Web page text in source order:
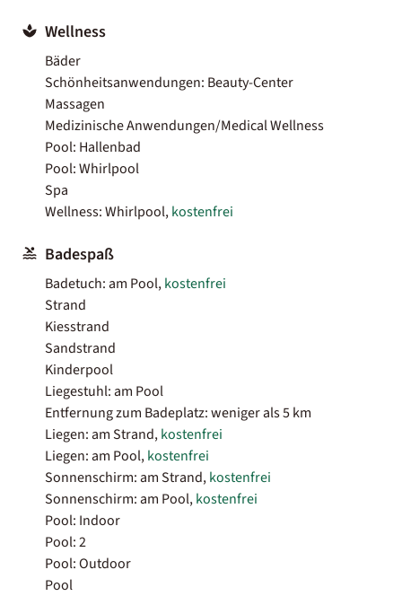
Wellness
Bäder
Schönheitsanwendungen: Beauty-Center
Massagen
Medizinische Anwendungen/Medical Wellness
Pool: Hallenbad
Pool: Whirlpool
Spa
Wellness: Whirlpool,kostenfrei
Badespaß
Badetuch: am Pool,kostenfrei
Strand
Kiesstrand
Sandstrand
Kinderpool
Liegestuhl: am Pool
Entfernung zum Badeplatz: weniger als 5 km
Liegen: am Strand,kostenfrei
Liegen: am Pool,kostenfrei
Sonnenschirm: am Strand,kostenfrei
Sonnenschirm: am Pool,kostenfrei
Pool: Indoor
Pool: 2
Pool: Outdoor
Pool